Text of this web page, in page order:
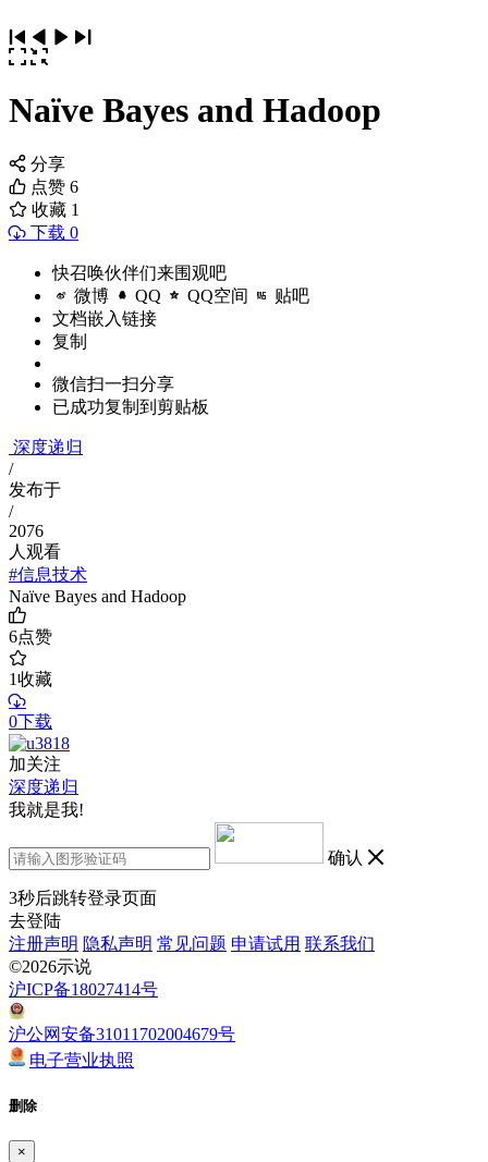
Naïve Bayes and Hadoop
分享
点赞 6
收藏 1
下载 0
快召唤伙伴们来围观吧
微博 QQ QQ空间 贴吧
文档嵌入链接
复制
微信扫一扫分享
已成功复制到剪贴板
深度递归
/
发布于
/
2076
人观看
#信息技术
Naïve Bayes and Hadoop
6点赞
1收藏
0下载
加关注
深度递归
我就是我!
确认
3秒后跳转登录页面
去登陆
注册声明 隐私声明 常见问题 申请试用 联系我们
©2026示说
沪ICP备18027414号
沪公网安备31011702004679号
电子营业执照
删除
×